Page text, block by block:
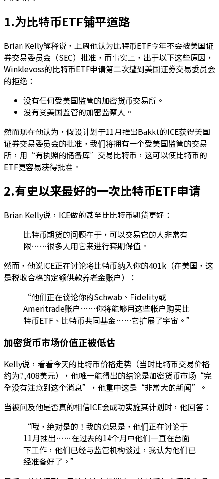
1.为比特币ETF铺平道路
Brian Kelly解释说，上周他认为比特币ETF今年不会被美国证
券交易委员会（SEC）批准，而事实上，出于以下这些原因，
Winklevoss的比特币ETF申请第二次遭到美国证券交易委员会
的拒绝：
没有任何受美国监管的加密货币交易所。
没有受美国监管的加密监察人。
然而现在他认为，假设计划于11月推出Bakkt的ICE获得美国
证券交易委员会的批准，我们将拥有一个受美国监管的交易
所，用“有执照的储备库”交易比特币，这可以使比特币的
ETF更容易获得批准。
2.有史以来最好的一次比特币ETF申请
Brian Kelly说，ICE做的甚至比比特币期货更好：
比特币期货的问题在于，可以交易它的人非常有
限……很多人用它来进行套期保值。
然而，他说ICE正在讨论将比特币纳入你的401k（在美国，这
是税收合格的定额供款养老金账户）：
“他们正在谈论你的Schwab、Fidelity或
Ameritrade账户……你将能够用这些帐户购买比
特币ETF、比特币共同基金……它扩展了宇宙。”
加密货币市场价值正被低估
Kelly说，看看今天的比特币价格走势（当时比特币交易价格
约为7,408美元），他唯一能得出的结论是加密货币市场“完
全没有注意到这个消息”，他重申这是“非常大的新闻”。
当被问及他是否真的相信ICE会成功实施其计划时，他回答：
“哦，绝对是的！我的意思是，他们正在讨论于
11月推出……在过去的14个月中他们一直在台面
下工作，他们已经与监管机构谈过，我认为他们已
经准备好了。”